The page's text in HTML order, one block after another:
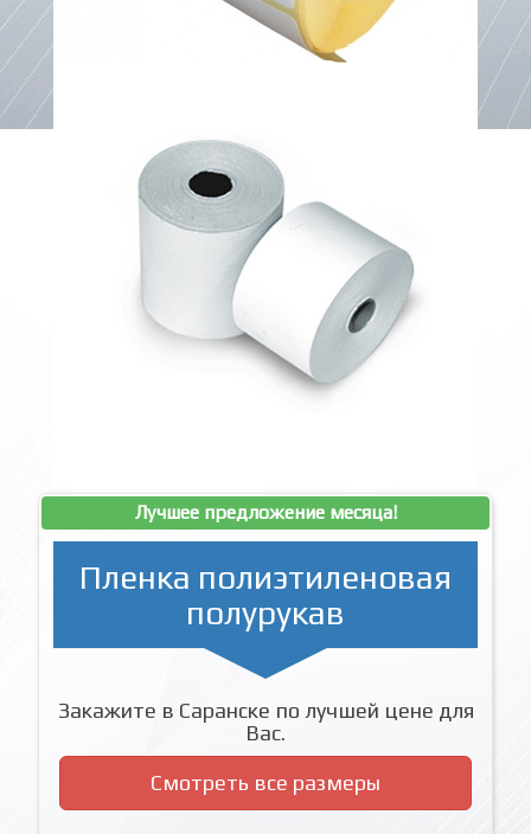
Лучшее предложение месяца!
Пленка полиэтиленовая
полурукав
Закажите в Саранске по лучшей цене для
Вас.
Смотреть все размеры